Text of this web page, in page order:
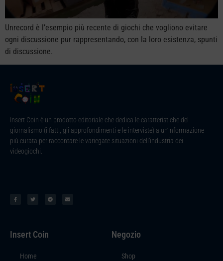
Unrecord è l’esempio più recente di giochi che vogliono evitare
ogni discussione pur rappresentando, con la loro esistenza, spunti
di discussione.
Insert Coin è un prodotto editoriale che dedica le caratteristiche del
giornalismo (i fatti, gli approfondimenti e le interviste) a un’informazione
più curata per raccontare le variegate situazioni dell’industria dei
videogiochi.
Insert Coin
Home
Negozio
Shop